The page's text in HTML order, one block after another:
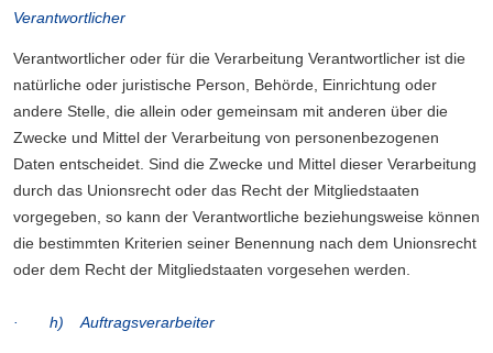
Verantwortlicher
Verantwortlicher oder für die Verarbeitung Verantwortlicher ist die
natürliche oder juristische Person, Behörde, Einrichtung oder
andere Stelle, die allein oder gemeinsam mit anderen über die
Zwecke und Mittel der Verarbeitung von personenbezogenen
Daten entscheidet. Sind die Zwecke und Mittel dieser Verarbeitung
durch das Unionsrecht oder das Recht der Mitgliedstaaten
vorgegeben, so kann der Verantwortliche beziehungsweise können
die bestimmten Kriterien seiner Benennung nach dem Unionsrecht
oder dem Recht der Mitgliedstaaten vorgesehen werden.
· h) Auftragsverarbeiter